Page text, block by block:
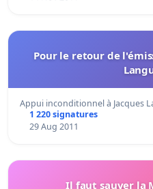
Pour le retour de
Appui inconditionnel à Jacques
1 220 signatures
29 Aug 2011
Il faut sauver la